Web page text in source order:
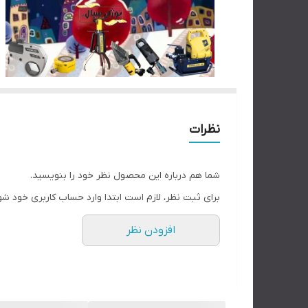
نظرات
شما هم درباره این محصول نظر خود را بنویسید.
برای ثبت نظر، لازم است ابتدا وارد حساب کاربری خود
افزودن نظر